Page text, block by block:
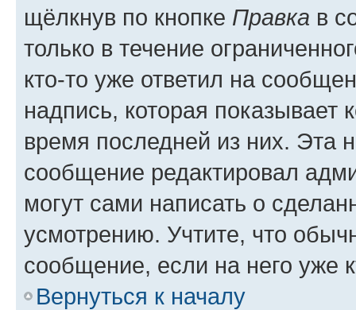
щёлкнув по кнопке Правка в
только в течение
кто-то уже ответил на
надпись, которая показывает
время последней из них. Эта
сообщение редактировал
могут сами написать о
усмотрению. Учтите, что
сообщение, если на него уже
Вернуться к началу